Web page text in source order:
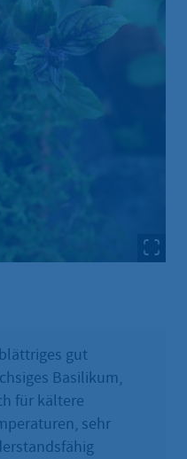
gut
Basilikum,
für kältere
sehr